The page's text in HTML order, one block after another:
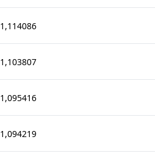
1,114086
1,103807
1,095416
1,094219